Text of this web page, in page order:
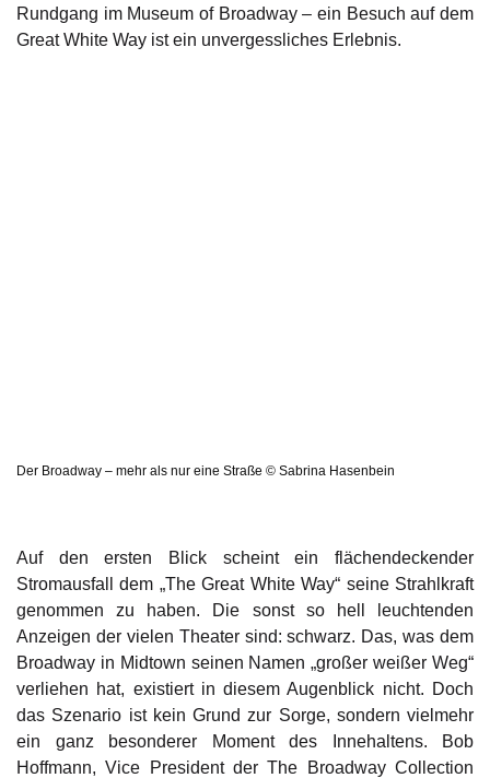
Rundgang im Museum of Broadway – ein Besuch auf dem
Great White Way ist ein unvergessliches Erlebnis.
Der Broadway – mehr als nur eine Straße © Sabrina Hasenbein
Auf den ersten Blick scheint ein flächendeckender
Stromausfall dem „The Great White Way“ seine Strahlkraft
genommen zu haben. Die sonst so hell leuchtenden
Anzeigen der vielen Theater sind: schwarz. Das, was dem
Broadway in Midtown seinen Namen „großer weißer Weg“
verliehen hat, existiert in diesem Augenblick nicht. Doch
das Szenario ist kein Grund zur Sorge, sondern vielmehr
ein ganz besonderer Moment des Innehaltens. Bob
Hoffmann, Vice President der The Broadway Collection